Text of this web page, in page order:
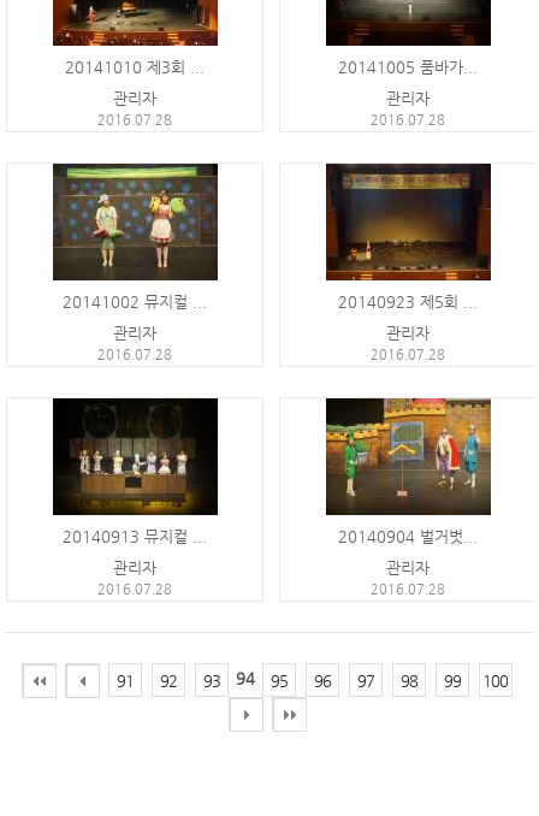
20141010 제3회 ...
관리자
2016.07.28
20141005 품바가...
관리자
2016.07.28
20141002 뮤지컬 ...
관리자
2016.07.28
20140923 제5회 ...
관리자
2016.07.28
20140913 뮤지컬 ...
관리자
2016.07.28
20140904 벌거벗...
관리자
2016.07.28
91 92 93 94 95 96 97 98 99 100